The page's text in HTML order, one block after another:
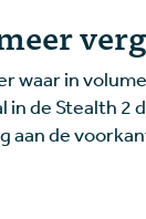
waar in
in de Stealth
de